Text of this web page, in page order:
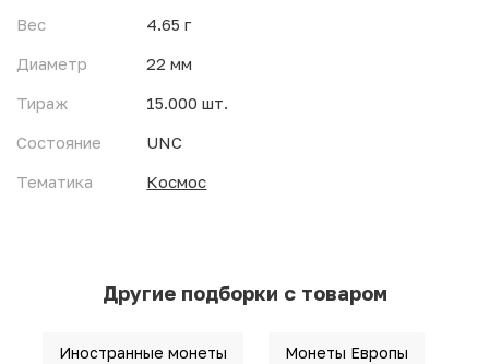
Вес
4.65 г
Диаметр
22 мм
Тираж
15.000 шт.
Состояние
UNC
Тематика
Космос
Другие подборки с товаром
Иностранные монеты Монеты Европы